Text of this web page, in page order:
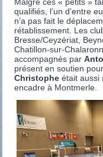
qualifiés, l’un d’entre
n’a pas fait le
rétablissement. Les
Bresse/Ceyzériat,
Chatillon-sur-
accompagnés par
présent en soutien
Christophe était aussi
encadre à Montmerle.